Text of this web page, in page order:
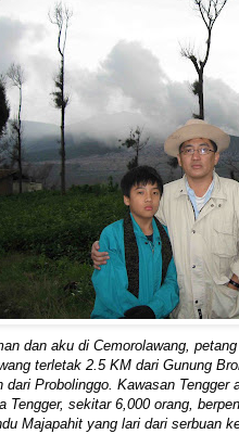
dan aku di Cemorolawang,
terletak 2.5 KM dari Gunung
dari Probolinggo. Kawasan Tengger
Tengger, sekitar 6,000 orang,
Majapahit yang lari dari serbuan